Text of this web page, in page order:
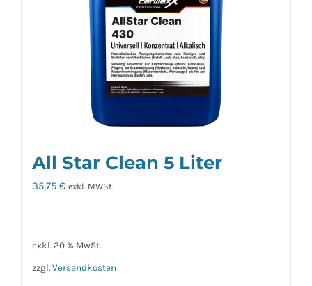
All Star Clean 5 Liter
35,75 € exkl. MWSt.
exkl. 20 % MwSt.
zzgl. Versandkosten